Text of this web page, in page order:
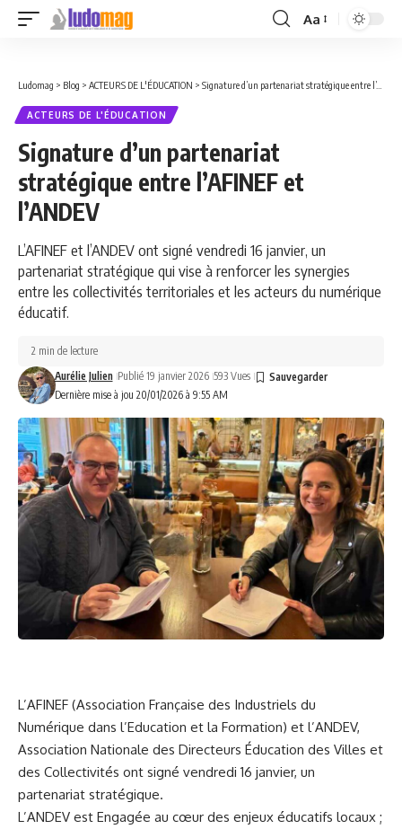
Font
Aa
Ludomag > Blog > ACTEURS DE L'ÉDUCATION > Signature d’un partenariat stratégique entre l’AFINEF et l’ANDEV
ACTEURS DE L'ÉDUCATION
Signature d’un partenariat
stratégique entre l’AFINEF et
l’ANDEV
L’AFINEF et l’ANDEV ont signé vendredi 16 janvier, un
partenariat stratégique qui vise à renforcer les synergies
entre les collectivités territoriales et les acteurs du numérique
éducatif.
Dernière mise à jou 20/01/2026 à 9:55 AM
Aurélie Julien Publié 19 janvier 2026 593 Vues
2 min de lecture
L’AFINEF (Association Française des Industriels du
Numérique dans l’Education et la Formation) et l’ANDEV,
Association Nationale des Directeurs Éducation des Villes et
des Collectivités ont signé vendredi 16 janvier, un
partenariat stratégique.
L’ANDEV est Engagée au cœur des enjeux éducatifs locaux ;